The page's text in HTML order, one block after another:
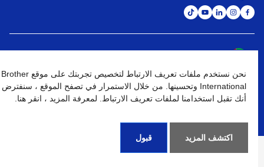
نهج الخصوصية شروط الإستخدام خريطة الموقع الإنتقال إلى الموقع العالمي
نحن نستخدم ملفات تعريف الارتباط لتخصيص تجربتك على موقع Brother
International وتحسينها. من خلال الاستمرار في تصفح الموقع ، سنفترض
أنك تقبل استخدامنا لملفات تعريف الارتباط. لمعرفة المزيد ، انقر هنا.
اكتشف المزيد قبول